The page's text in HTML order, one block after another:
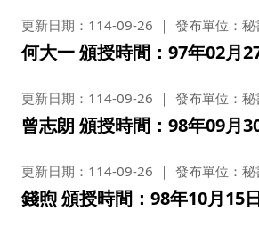
更新日期：114-09-26 發布單位：秘
何大一 頒授時間：97年02月
更新日期：114-09-26 發布單位：秘
曾志朗 頒授時間：98年09月
更新日期：114-09-26 發布單位：秘
錢煦 頒授時間：98年10月15